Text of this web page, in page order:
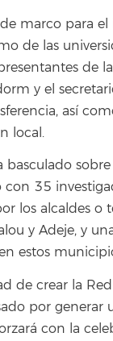
marco para
de las
de
y el
así
local.
basculado
35
los alcaldes
y Adeje, y
estos
de crear la
por
con la